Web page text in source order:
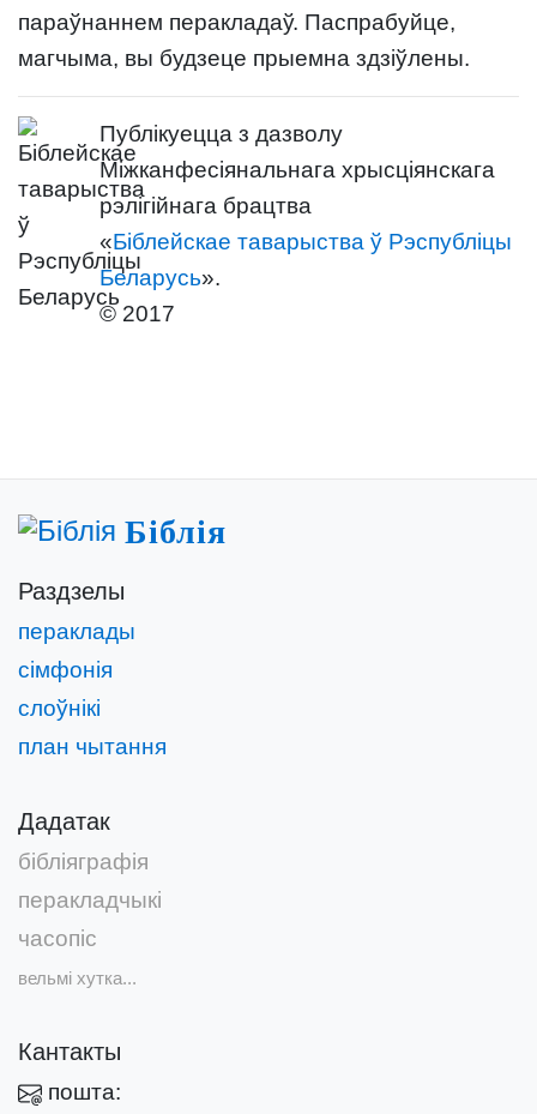
параўнаннем перакладаў. Паспрабуйце,
магчыма, вы будзеце прыемна здзіўлены.
Публікуецца з дазволу
Міжканфесіянальнага хрысціянскага
рэлігійнага брацтва
«Біблейскае таварыства ў Рэспубліцы
Беларусь».
© 2017
Біблія
Раздзелы
пераклады
сімфонія
слоўнікі
план чытання
Дадатак
бібліяграфія
перакладчыкі
часопіс
вельмі хутка...
Кантакты
пошта: